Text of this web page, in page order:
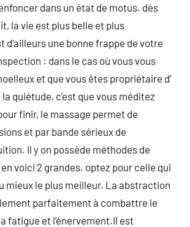
dans un état de motus. dès
la vie est plus belle et plus
d’ailleurs une bonne frappe de votre
: dans le cas où vous vous
et que vous êtes propriétaire d’
quiétude, c’est que vous méditez
finir, le massage permet de
et par bande sérieux de
Il y on possède méthodes de
voici 2 grandes. optez pour celle qui
mieux le plus meilleur. La abstraction
parfaitement à combattre le
fatigue et l’énervement.Il est